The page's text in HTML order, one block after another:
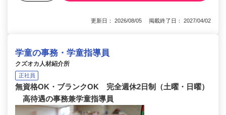
更新日： 2026/08/05 掲載終了日： 2027/04/02
学童の事務・学童指導員
クズオカ人材紹介所
正社員
無資格OK・ブランクOK 完全週休2日制（土曜・日曜）
高待遇の事務兼学童指導員